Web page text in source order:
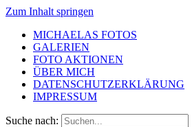
Zum Inhalt springen
MICHAELAS FOTOS
GALERIEN
FOTO AKTIONEN
ÜBER MICH
DATENSCHUTZERKLÄRUNG
IMPRESSUM
Suche nach: